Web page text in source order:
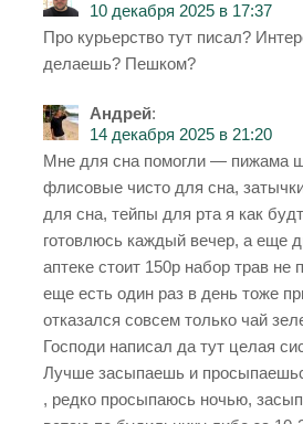
10 декабря 2025 в 17:37
Про курьерство тут писал?
делаешь? Пешком?
Андрей:
14 декабря 2025 в 21:20
Мне для сна помогли — пижама
флисовые чисто для сна,
для сна, тейпы для рта я как
готовлюсь каждый вечер, а еще
аптеке стоит 150р набор трав не
еще есть один раз в день тоже
отказался совсем только чай
Господи написал да тут целая
Лучше засыпаешь и
, редко просыпаюсь ночью,